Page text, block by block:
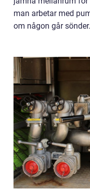
man arbetar med
om någon går sönder.